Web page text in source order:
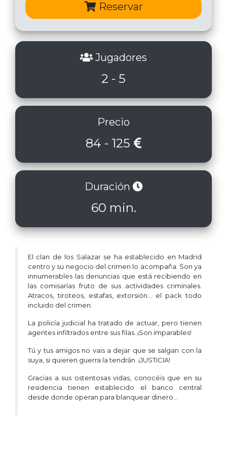
Reservar
Jugadores
2 - 5
Precio
84 - 125
Duración
60 min.
El clan de los Salazar se ha establecido en Madrid
centro y su negocio del crimen lo acompaña. Son ya
innumerables las denuncias que está recibiendo en
las comisarías fruto de sus actividades criminales.
Atracos, tiroteos, estafas, extorsión… el pack todo
incluido del crimen.
La policía judicial ha tratado de actuar, pero tienen
agentes infiltrados entre sus filas. ¡Son imparables!
Tú y tus amigos no vais a dejar que se salgan con la
suya, si quieren guerra la tendrán. ¡JUSTICIA!
Gracias a sus ostentosas vidas, conocéis que en su
residencia tienen establecido el banco central
desde donde operan para blanquear dinero…